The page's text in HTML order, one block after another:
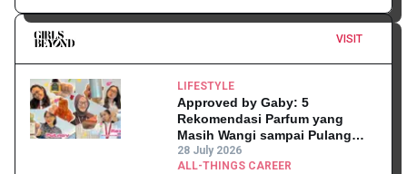
VISIT
LIFESTYLE
Approved by Gaby: 5
Rekomendasi Parfum yang
Masih Wangi sampai Pulang
Kantor
28 July 2026
ALL-THINGS CAREER